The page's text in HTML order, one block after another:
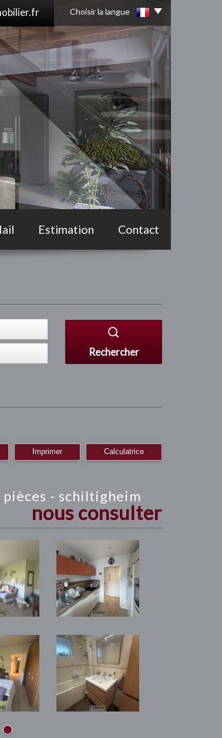
Choisir la langue
Estimation Contact
Rechercher
Imprimer Calculatrice
pièces - schiltigheim
nous consulter